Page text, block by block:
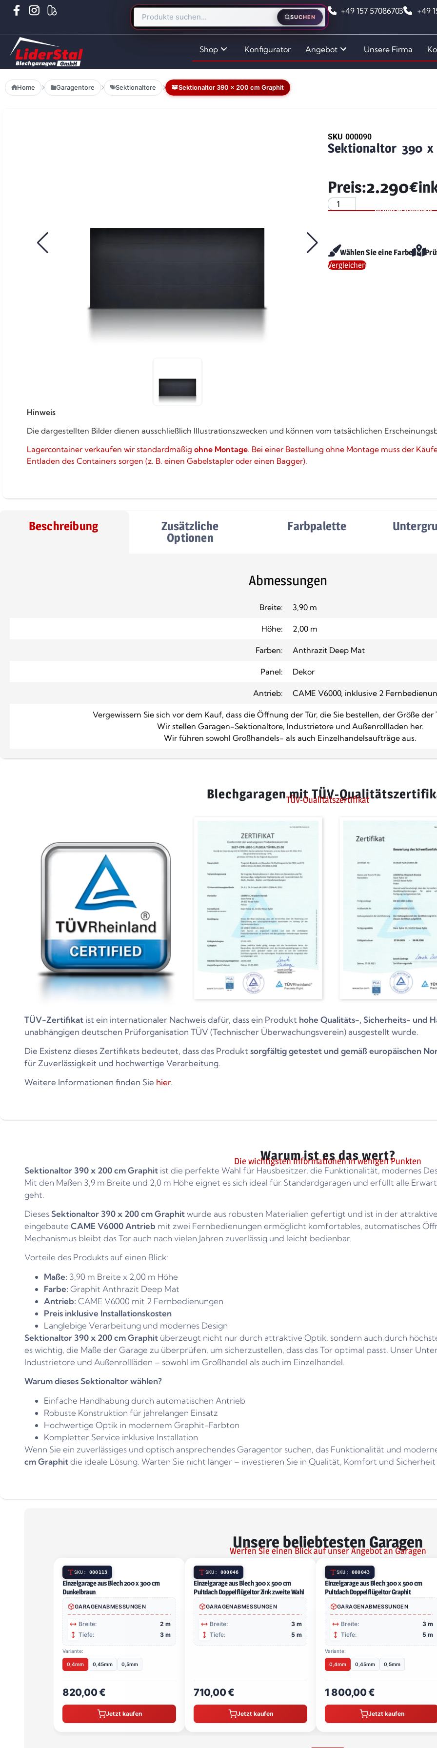
SUCHEN
+49 157 57086703 +49
Shop Konfigurator Angebot Unsere Firma
Home Garagentore Sektionaltore Sektionaltor 390 x 200 cm Graphit
SKU 000090
Sektionaltor 390
Preis:2.290€
In den Warenkorb
Wählen Sie eine Farbe
Vergleichen
Hinweis
Die dargestellten Bilder dienen ausschließlich Illustrationszwecken und können vom tatsächlichen
Lagercontainer verkaufen wir standardmäßig ohne Montage. Bei einer Bestellung ohne Montage muss der
Entladen des Containers sorgen (z. B. einen Gabelstapler oder einen Bagger).
Beschreibung
Zusätzliche
Optionen
Farbpalette
Abmessungen
Breite: 3,90 m
Höhe: 2,00 m
Farben: Anthrazit Deep Mat
Panel: Dekor
Antrieb: CAME V6000, inklusive 2
Vergewissern Sie sich vor dem Kauf, dass die Öffnung der Tür, die Sie bestellen, der Größe der
Wir stellen Garagen-Sektionaltore, Industrietore und Außenrollläden her.
Wir führen sowohl Großhandels- als auch Einzelhandelsaufträge aus.
Blechgaragen mit TÜV-
TÜV-Qualitätszertifikat
TÜV-Zertifikat ist ein internationaler Nachweis dafür, dass ein Produkt hohe Qualitäts-, Sicherheits- und
unabhängigen deutschen Prüforganisation TÜV (Technischer Überwachungsverein) ausgestellt wurde.
Die Existenz dieses Zertifikats bedeutet, dass das Produkt sorgfältig getestet und gemäß europäischen
für Zuverlässigkeit und hochwertige Verarbeitung.
Weitere Informationen finden Sie hier.
Warum ist es das wert?
Die wichtigsten Informationen in wenigen Punkten
Sektionaltor 390 x 200 cm Graphit ist die perfekte Wahl für Hausbesitzer, die Funktionalität, modernes
Mit den Maßen 3,9 m Breite und 2,0 m Höhe eignet es sich ideal für Standardgaragen und erfüllt alle
geht.
DiesesSektionaltor 390 x 200 cm Graphitwurde aus robusten Materialien gefertigt und ist in der
eingebaute CAME V6000 Antrieb mit zwei Fernbedienungen ermöglicht komfortables, automatisches
Mechanismus bleibt das Tor auch nach vielen Jahren zuverlässig und leicht bedienbar.
Vorteile des Produkts auf einen Blick:
Maße: 3,90 m Breite x 2,00 m Höhe
Farbe: Graphit Anthrazit Deep Mat
Antrieb: CAME V6000 mit 2 Fernbedienungen
Preis inklusive Installationskosten
Langlebige Verarbeitung und modernes Design
Sektionaltor 390 x 200 cm Graphit überzeugt nicht nur durch attraktive Optik, sondern auch durch
es wichtig, die Maße der Garage zu überprüfen, um sicherzustellen, dass das Tor optimal passt. Unser
Industrietore und Außenrollläden – sowohl im Großhandel als auch im Einzelhandel.
Warum dieses Sektionaltor wählen?
Einfache Handhabung durch automatischen Antrieb
Robuste Konstruktion für jahrelangen Einsatz
Hochwertige Optik in modernem Graphit-Farbton
Kompletter Service inklusive Installation
Wenn Sie ein zuverlässiges und optisch ansprechendes Garagentor suchen, das Funktionalität und
cm Graphitdie ideale Lösung. Warten Sie nicht länger – investieren Sie in Qualität, Komfort und Sicherheit
Unsere beliebtesten Garagen
Werfen Sie einen Blick auf unser Angebot an Garagen
SKU: 000113
Einzelgarage aus Blech 200 x 300 cm Dunkelbraun
GARAGENABMESSUNGEN
Breite:
2 m
Tiefe:
3 m
Variante:
820,00 €
Jetzt kaufen
Einzelgarage aus Blech 300 x 500 cm Pultdach
Doppelflügeltor Zink zweite Wahl
GARAGENABMESSUNGEN
710,00 €
Jetzt kaufen
1